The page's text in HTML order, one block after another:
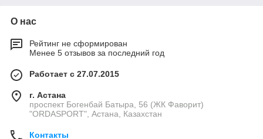
О нас
Рейтинг не сформирован
Менее 5 отзывов за последний год
Работает с 27.07.2015
г. Астана
проспект Богенбай Батыра, 56 (ЖК Фаворит)
"ORDASPORT", Астана, Казахстан
Контакты